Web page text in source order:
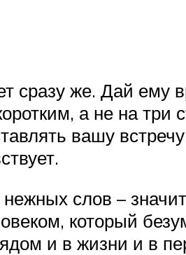
сразу же. Дай ему
а не на три
вашу
слов – значит
который
и в жизни и в